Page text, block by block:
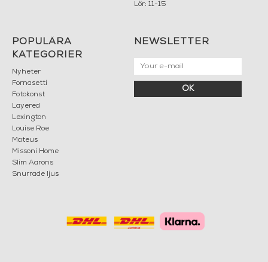
Lör: 11-15
POPULÄRA
KATEGORIER
Nyheter
Fornasetti
Fotokonst
Layered
Lexington
Louise Roe
Mateus
Missoni Home
Slim Aarons
Snurrade ljus
NEWSLETTER
OK